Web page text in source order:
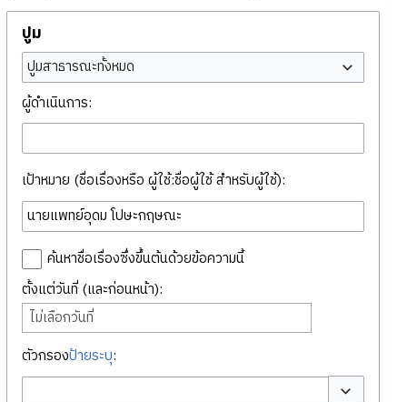
ปูม
ปูมสาธารณะทั้งหมด
ผู้ดำเนินการ:
เป้าหมาย (ชื่อเรื่องหรือ ผู้ใช้:ชื่อผู้ใช้ สำหรับผู้ใช้):
ค้นหาชื่อเรื่องซึ่งขึ้นต้นด้วยข้อความนี้
ตั้งแต่วันที่ (และก่อนหน้า):
ไม่เลือกวันที่
ตัวกรองป้ายระบุ: